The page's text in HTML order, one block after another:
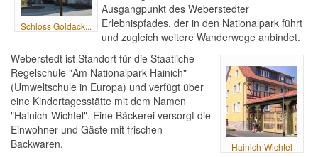
Schloss Goldack...
Ausgangpunkt des Weberstedter
Erlebnispfades, der in den Nationalpark führt
und zugleich weitere Wanderwege anbindet.
Hainich-Wichtel
Weberstedt ist Standort für die Staatliche
Regelschule "Am Nationalpark Hainich"
(Umweltschule in Europa) und verfügt über
eine Kindertagesstätte mit dem Namen
"Hainich-Wichtel". Eine Bäckerei versorgt die
Einwohner und Gäste mit frischen
Backwaren.